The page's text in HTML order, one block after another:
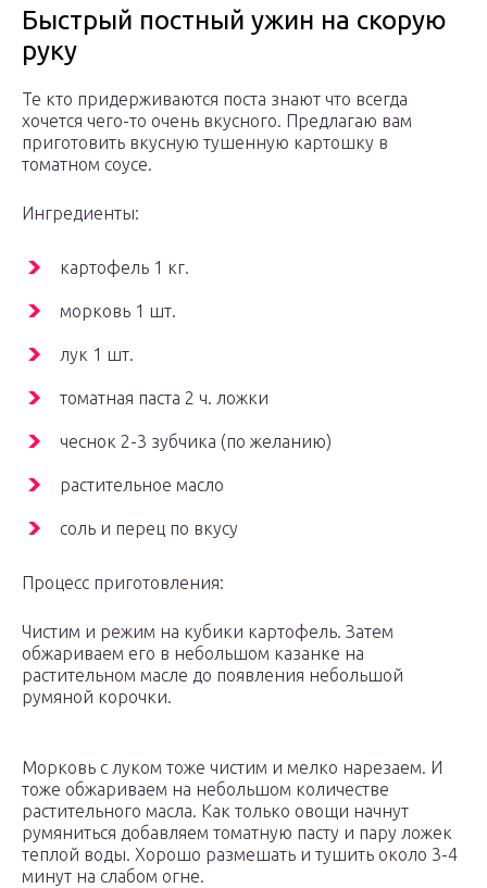
Быстрый постный ужин на скорую
руку
Те кто придерживаются поста знают что всегда
хочется чего-то очень вкусного. Предлагаю вам
приготовить вкусную тушенную картошку в
томатном соусе.
Ингредиенты:
картофель 1 кг.
морковь 1 шт.
лук 1 шт.
томатная паста 2 ч. ложки
чеснок 2-3 зубчика (по желанию)
растительное масло
соль и перец по вкусу
Процесс приготовления:
Чистим и режим на кубики картофель. Затем
обжариваем его в небольшом казанке на
растительном масле до появления небольшой
румяной корочки.
Морковь с луком тоже чистим и мелко нарезаем. И
тоже обжариваем на небольшом количестве
растительного масла. Как только овощи начнут
румяниться добавляем томатную пасту и пару ложек
теплой воды. Хорошо размешать и тушить около 3-4
минут на слабом огне.